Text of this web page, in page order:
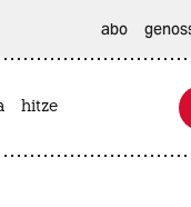
abo
hitze